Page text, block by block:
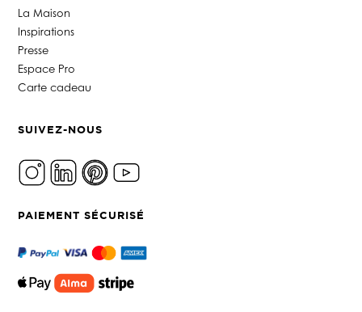
La Maison
Inspirations
Presse
Espace Pro
Carte cadeau
SUIVEZ-NOUS
PAIEMENT SÉCURISÉ